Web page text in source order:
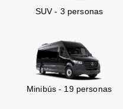
SUV - 3 personas
Minibús - 19 personas